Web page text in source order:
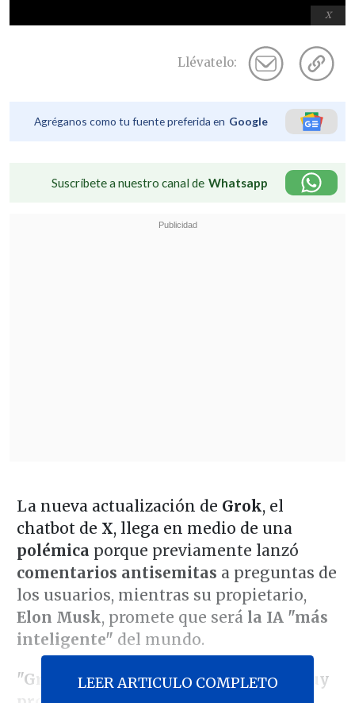
X
Llévatelo:
Agréganos como tu fuente preferida en Google
Suscríbete a nuestro canal de Whatsapp
La nueva actualización de Grok, el
chatbot de X, llega en medio de una
polémica porque previamente lanzó
comentarios antisemitas a preguntas de
los usuarios, mientras su propietario,
Elon Musk, promete que será la IA "más
inteligente" del mundo.
"Grok llegará a los vehículos Tesla muy
LEER ARTICULO COMPLETO